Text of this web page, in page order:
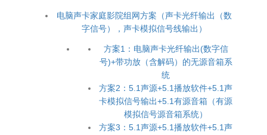
电脑声卡家庭影院组网方案（声卡光纤输出（数
字信号），声卡模拟信号线输出）
方案1：电脑声卡光纤输出(数字信
号)+带功放（含解码）的无源音箱系
统
方案2：5.1声源+5.1播放软件+5.1声
卡模拟信号输出+5.1有源音箱（有源
模拟信号源音箱系统）
方案3：5.1声源+5.1播放软件+5.1声